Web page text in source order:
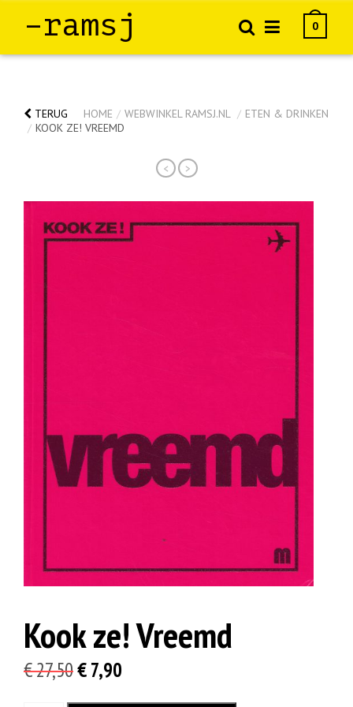
–ramsj 0
TERUG HOME / WEBWINKEL RAMSJ.NL / ETEN & DRINKEN
/ KOOK ZE! VREEMD
< >
Kook ze! Vreemd
€27,50Oorspronkelijke
€7,90